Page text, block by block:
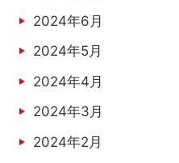
2024年6月
2024年5月
2024年4月
2024年3月
2024年2月